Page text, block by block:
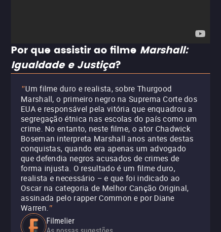
Por que assistir ao filme Marshall:
Igualdade e Justiça?
"Um filme duro e realista, sobre Thurgood
Marshall, o primeiro negro na Suprema Corte dos
EUA e responsável pela vitória que enquadrou a
segregação étnica nas escolas do país como um
crime. No entanto, neste filme, o ator Chadwick
Boseman interpreta Marshall anos antes destas
conquistas, quando era apenas um advogado
que defendia negros acusados de crimes de
forma injusta. O resultado é um filme duro,
realista e necessário – e que foi indicado ao
Oscar na categoria de Melhor Canção Original,
assinada pelo rapper Common e por Diane
Warren."
Filmelier